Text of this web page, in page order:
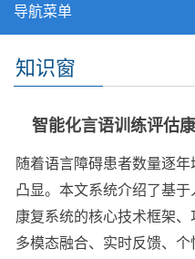
导航菜单
知识窗
智能化言语训练评估
随着语言障碍患者数量逐
凸显。本文系统介绍了基
康复系统的核心技术框架
多模态融合、实时反馈、